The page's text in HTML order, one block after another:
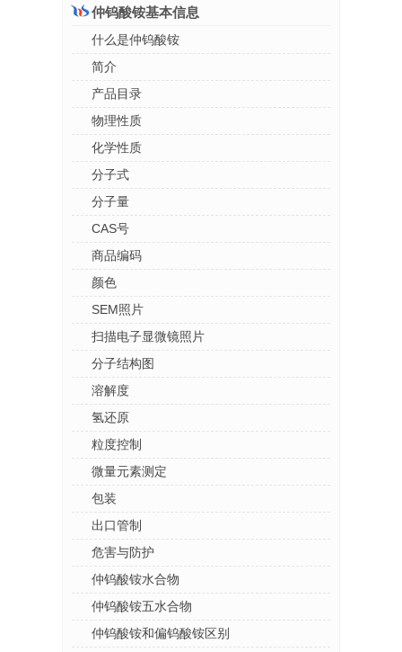
仲钨酸铵基本信息
什么是仲钨酸铵
简介
产品目录
物理性质
化学性质
分子式
分子量
CAS号
商品编码
颜色
SEM照片
扫描电子显微镜照片
分子结构图
溶解度
氢还原
粒度控制
微量元素测定
包装
出口管制
危害与防护
仲钨酸铵水合物
仲钨酸铵五水合物
仲钨酸铵和偏钨酸铵区别